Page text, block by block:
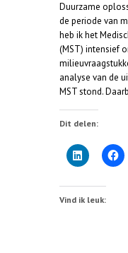
Duurzame
de periode van
heb ik het
(MST) intensief
analyse van de
MST stond.
Dit delen:
Vind ik leuk: